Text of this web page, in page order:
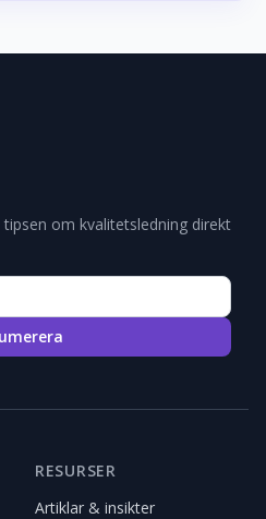
om kvalitetsledning direkt
RESURSER
Artiklar & insikter